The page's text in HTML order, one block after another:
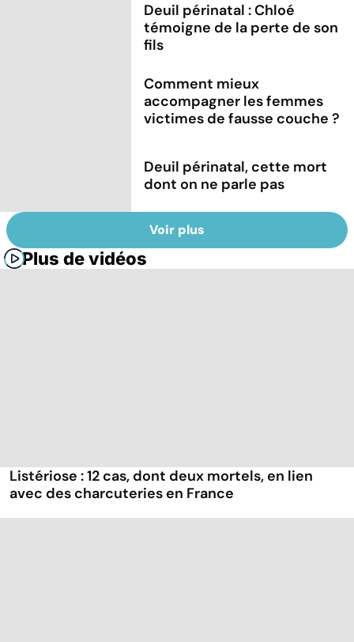
Deuil périnatal : Chloé
témoigne de la perte de son
fils
Comment mieux
accompagner les femmes
victimes de fausse couche ?
Deuil périnatal, cette mort
dont on ne parle pas
Voir plus
Plus de vidéos
Listériose : 12 cas, dont deux mortels, en lien
avec des charcuteries en France